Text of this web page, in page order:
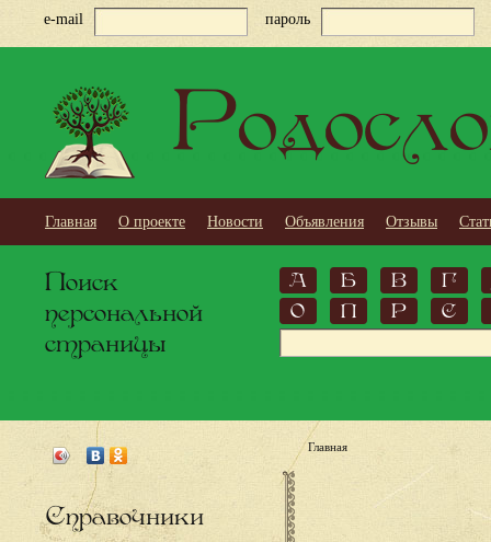
e-mail пароль
Главная О проекте Новости Объявления Отзывы
Поиск
персональной
страницы
А Б В
Г
О
П Р С
Справочники
Главная